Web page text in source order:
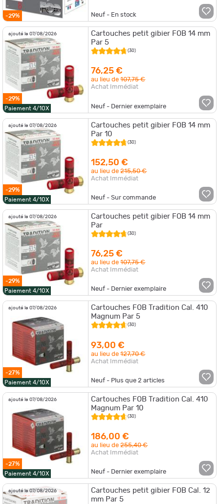
-29% Neuf - En stock
ajouté le 07/08/2026
-29%
Paiement 4/10X
Cartouches petit gibier FOB 14 mm
Par 5
(30)
76,25 €
au lieu de107,75 €
Achat Immédiat
Neuf - Dernier exemplaire
ajouté le 07/08/2026
-29%
Paiement 4/10X
Cartouches petit gibier FOB 14 mm
Par 10
(30)
152,50 €
au lieu de215,50 €
Achat Immédiat
Neuf - Sur commande
ajouté le 07/08/2026
-29%
Paiement 4/10X
Cartouches petit gibier FOB 14 mm
Par
(30)
76,25 €
au lieu de107,75 €
Achat Immédiat
Neuf - Dernier exemplaire
ajouté le 07/08/2026
-27%
Paiement 4/10X
Cartouches FOB Tradition Cal. 410
Magnum Par 5
(30)
93,00 €
au lieu de127,70 €
Achat Immédiat
Neuf - Plus que2 articles
ajouté le 07/08/2026
-27%
Paiement 4/10X
Cartouches FOB Tradition Cal. 410
Magnum Par 10
(30)
186,00 €
au lieu de255,40 €
Achat Immédiat
Neuf - Dernier exemplaire
ajouté le 07/08/2026
Cartouches petit gibier FOB Cal. 12
mm Par 5